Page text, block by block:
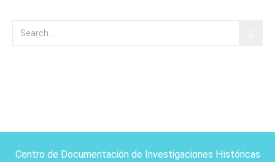
Centro de Documentación de Investigaciones Históricas